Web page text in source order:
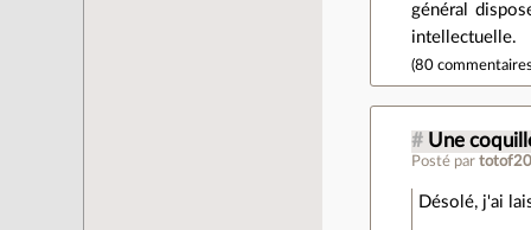
général
intellectuelle.
(80
# Une
Posté par
Désolé, j'ai